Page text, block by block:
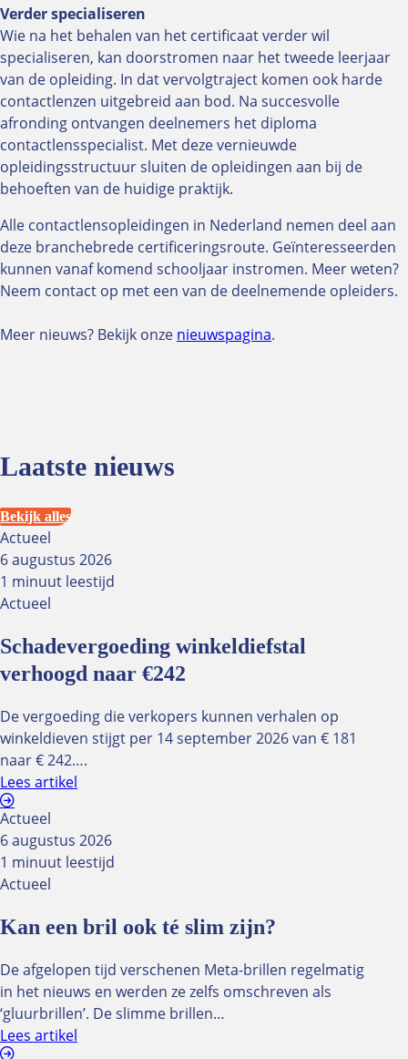
Low vision
Handig voor de low-visionspecialist
Kwaliteitsgroep Low Vision
Vind een low-visionspecialist
Wat doet een low-visionspecialist
Ledenvoordelen
Oculus
Oculus
Abonnement
Adverteren
Knipoogjes
Bekijk alle Oculus uit 2025
Oculus 2026
Bekijk alle Oculus uit 2026
NUVO Talk
Optiekcentrum
Zalen
Goedzien-zaal
Knipoog-zaal
Oculus-zaal
Optieklounge
Tarieven zaalhuur
Catering
Dranken arrangement
Verder specialiseren
Wie na het behalen van het certificaat verder wil
specialiseren, kan doorstromen naar het tweede leerjaar
van de opleiding. In dat vervolgtraject komen ook harde
contactlenzen uitgebreid aan bod. Na succesvolle
afronding ontvangen deelnemers het diploma
contactlensspecialist. Met deze vernieuwde
opleidingsstructuur sluiten de opleidingen aan bij de
behoeften van de huidige praktijk.
Alle contactlensopleidingen in Nederland nemen deel aan
deze branchebrede certificeringsroute. Geïnteresseerden
kunnen vanaf komend schooljaar instromen. Meer weten?
Neem contact op met een van de deelnemende opleiders.
Meer nieuws? Bekijk onze nieuwspagina.
Laatste nieuws
Bekijk alles
Actueel
6 augustus 2026
1 minuut leestijd
Actueel
Schadevergoeding winkeldiefstal
verhoogd naar €242
De vergoeding die verkopers kunnen verhalen op
winkeldieven stijgt per 14 september 2026 van € 181
naar € 242….
Lees artikel
Actueel
6 augustus 2026
1 minuut leestijd
Actueel
Kan een bril ook té slim zijn?
De afgelopen tijd verschenen Meta-brillen regelmatig
in het nieuws en werden ze zelfs omschreven als
‘gluurbrillen’. De slimme brillen…
Lees artikel